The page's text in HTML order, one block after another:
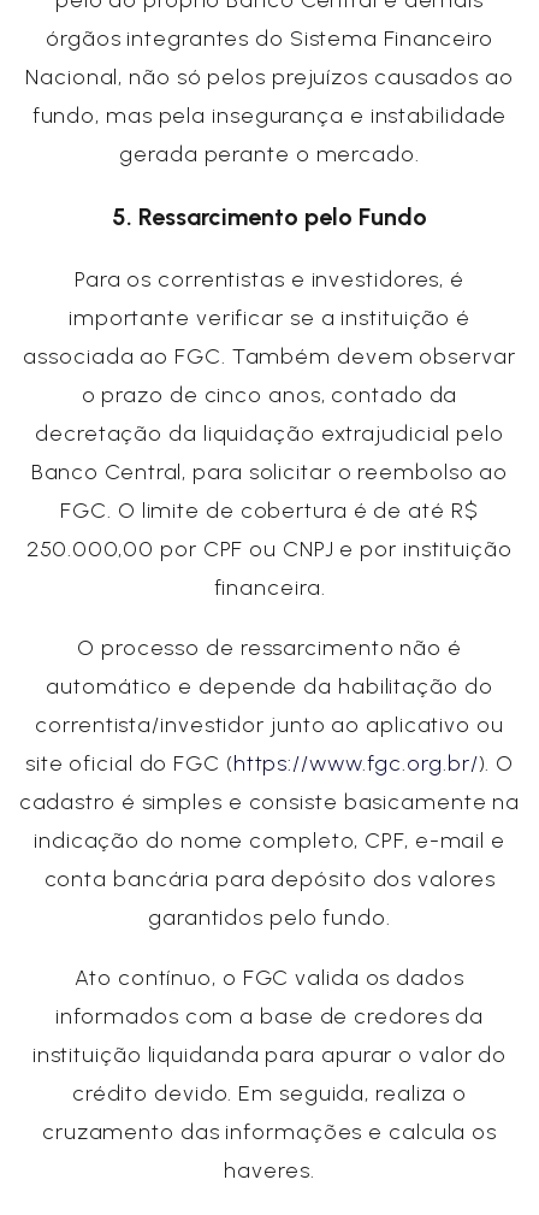
órgãos integrantes do Sistema Financeiro
Nacional, não só pelos prejuízos causados ao
fundo, mas pela insegurança e instabilidade
gerada perante o mercado.
5. Ressarcimento pelo Fundo
Para os correntistas e investidores, é
importante verificar se a instituição é
associada ao FGC. Também devem observar
o prazo de cinco anos, contado da
decretação da liquidação extrajudicial pelo
Banco Central, para solicitar o reembolso ao
FGC. O limite de cobertura é de até R$
250.000,00 por CPF ou CNPJ e por instituição
financeira.
O processo de ressarcimento não é
automático e depende da habilitação do
correntista/investidor junto ao aplicativo ou
site oficial do FGC (https://www.fgc.org.br/). O
cadastro é simples e consiste basicamente na
indicação do nome completo, CPF, e-mail e
conta bancária para depósito dos valores
garantidos pelo fundo.
Ato contínuo, o FGC valida os dados
informados com a base de credores da
instituição liquidanda para apurar o valor do
crédito devido. Em seguida, realiza o
cruzamento das informações e calcula os
haveres.